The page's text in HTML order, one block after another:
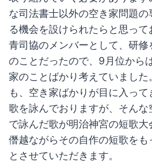
な司法書士以外の空き家問題の
る機会を設けられたらと思って
青司協のメンバーとして、研
のことだったので、9月位から
家のことばかり考えていまし
も、空き家ばかりが目に入っ
歌を詠んでおりますが、そん
で詠んだ歌が明治神宮の短歌大
僭越ながらその自作の短歌を
とさせていただきます。